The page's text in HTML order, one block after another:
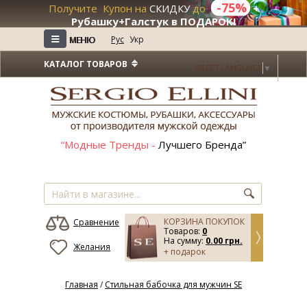
Получите Купон на СКИДКУдо -75% +
Рубашку+Галстук в ПОДАРОК!
≡ МЕНЮ Рус Укр
SELECT LANGUAGE ▼
КАТАЛОГ ТОВАРОВ
“Модные Тренды - Лучшего Бренда”
КОРЗИНА ПОКУПОК
Товаров: 0
На сумму: 0.00 грн.
+ подарок
Сравнение
Желания
Главная /Стильная бабочка для мужчин SE
≡ МЕНЮ